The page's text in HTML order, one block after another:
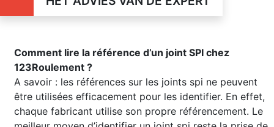
Comment lire la référence d’un joint SPI chez
123Roulement ?
A savoir : les références sur les joints spi ne peuvent
être utilisées efficacement pour les identifier. En effet,
chaque fabricant utilise son propre référencement. Le